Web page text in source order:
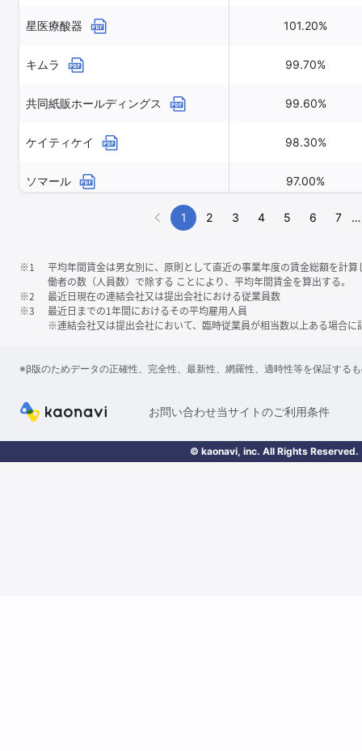
星医療酸器 101.20%
キムラ 99.70%
共同紙販ホールディングス 99.60%
ケイティケイ 98.30%
ソマール 97.00%
1 2 3 4 5 6 7 …
※1
平均年間賃金は男女別に、原則として直近の事業年度の賃金総額を計
働者の数（人員数）で除する ことにより、平均年間賃金を算出する。
※2
最近日現在の連結会社又は提出会社における従業員数
※3
最近日までの1年間におけるその平均雇用人員
※連結会社又は提出会社において、臨時従業員が相当数以上ある場合に
※β版のためデータの正確性、完全性、最新性、網羅性、適時性等を保証する
お問い合わせ当サイトのご利用条件
© kaonavi, inc. All Rights Reserved.